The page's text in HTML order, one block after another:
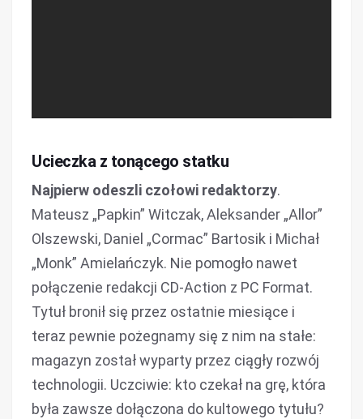
Ucieczka z tonącego statku
Najpierw odeszli czołowi redaktorzy.
Mateusz „Papkin” Witczak, Aleksander „Allor”
Olszewski, Daniel „Cormac” Bartosik i Michał
„Monk” Amielańczyk. Nie pomogło nawet
połączenie redakcji CD-Action z PC Format.
Tytuł bronił się przez ostatnie miesiące i
teraz pewnie pożegnamy się z nim na stałe:
magazyn został wyparty przez ciągły rozwój
technologii. Uczciwie: kto czekał na grę, która
była zawsze dołączona do kultowego tytułu?